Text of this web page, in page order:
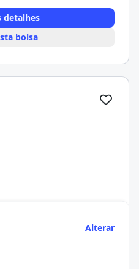
detalhes
bolsa
Alterar